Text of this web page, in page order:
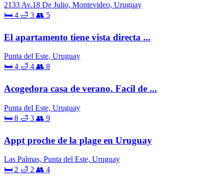
2133 Av.18 De Julio, Montevideo, Uruguay
🛏 4 🛁 3 👥 5
El apartamento tiene vista directa ...
Punta del Este, Uruguay
🛏 4 🛁 4 👥 8
Acogedora casa de verano. Facil de ...
Punta del Este, Uruguay
🛏 8 🛁 3 👥 9
Appt proche de la plage en Uruguay
Las Palmas, Punta del Este, Uruguay
🛏 2 🛁 2 👥 4